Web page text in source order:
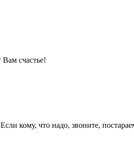
счастье!
кому, что надо, звоните,